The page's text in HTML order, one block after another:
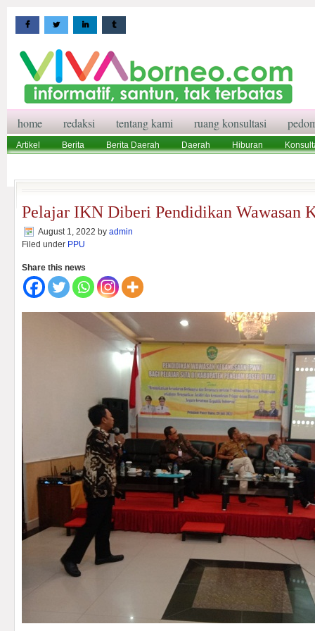
home redaksi tentang kami ruang konsultasi
Artikel Berita Berita Daerah Daerah Hiburan
Pelajar IKN Diberi Pendidikan Wawasan
August 1, 2022 by admin
Filed under PPU
Share this news